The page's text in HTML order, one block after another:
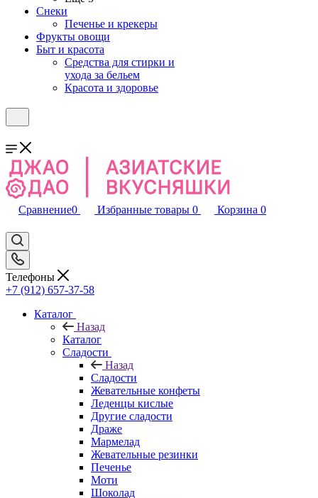
Снеки
Печенье и крекеры
Фрукты овощи
Быт и красота
Средства для стирки и
ухода за бельем
Красота и здоровье
Сравнение0 Избранные товары 0 Корзина 0
Телефоны
+7 (912) 657-37-58
Каталог
Назад
Каталог
Сладости
Назад
Сладости
Жевательные конфеты
Леденцы кислые
Другие сладости
Драже
Мармелад
Жевательные резинки
Печенье
Моти
Шоколад